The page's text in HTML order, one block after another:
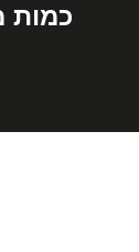
כמות